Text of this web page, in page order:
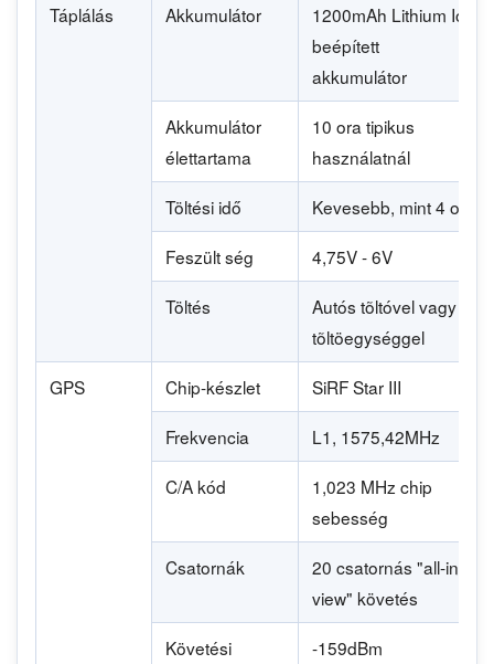
Táplálás Akkumulátor
1200mAh Lithium Ion
beépített
akkumulátor
Akkumulátor
élettartama
10 ora tipikus
használatnál
Töltési idő Kevesebb, mint 4 ora
Feszült ség 4,75V - 6V
Töltés
Autós tõltóvel vagy
tõltöegységgel
GPS Chip-készlet SiRF Star III
Frekvencia L1, 1575,42MHz
C/A kód
1,023 MHz chip
sebesség
Csatornák
20 csatornás "all-in-
view" követés
Követési
-159dBm